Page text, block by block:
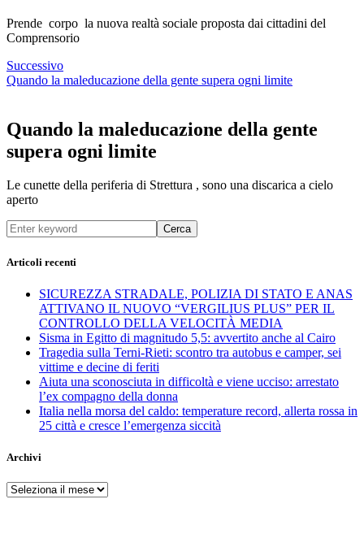
Prende corpo la nuova realtà sociale proposta dai cittadini del
Comprensorio
Successivo
Quando la maleducazione della gente supera ogni limite
Quando la maleducazione della gente
supera ogni limite
Le cunette della periferia di Strettura , sono una discarica a cielo
aperto
Cerca
Articoli recenti
SICUREZZA STRADALE, POLIZIA DI STATO E ANAS
ATTIVANO IL NUOVO “VERGILIUS PLUS” PER IL
CONTROLLO DELLA VELOCITÀ MEDIA
Sisma in Egitto di magnitudo 5,5: avvertito anche al Cairo
Tragedia sulla Terni-Rieti: scontro tra autobus e camper, sei
vittime e decine di feriti
Aiuta una sconosciuta in difficoltà e viene ucciso: arrestato
l’ex compagno della donna
Italia nella morsa del caldo: temperature record, allerta rossa in
25 città e cresce l’emergenza siccità
Archivi
Archivi